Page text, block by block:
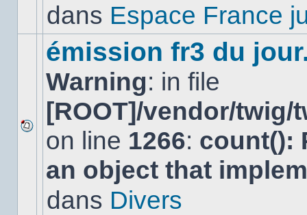
dans
sujet.
dans Espace France
Aucun
nouveau
message
non-
dans
émission fr3 du
Warning: in file
[ROOT]/vendor/
on line 1266: count():
an object that
dans Divers